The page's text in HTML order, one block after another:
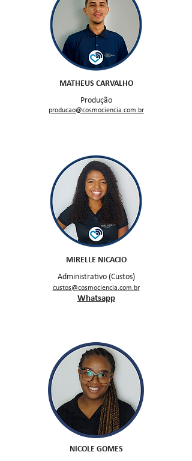
MATHEUS CARVALHO
Produção
producao@cosmociencia.com.br
MIRELLE NICACIO
Administrativo (Custos)
custos@cosmociencia.com.br
Whatsapp
NICOLE GOMES